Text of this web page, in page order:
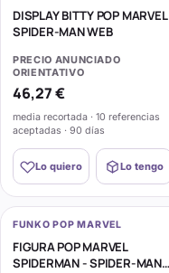
DISPLAY BITTY POP MARVEL
SPIDER-MAN WEB
PRECIO ANUNCIADO
ORIENTATIVO
46,27 €
media recortada · 10 referencias
aceptadas · 90 días
Lo quiero Lo tengo
FUNKO POP MARVEL
FIGURA POP MARVEL
SPIDERMAN - SPIDER-MAN